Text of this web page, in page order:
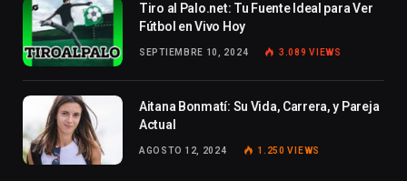
Tiro al Palo.net: Tu Fuente Ideal para Ver
Fútbol en Vivo Hoy
SEPTIEMBRE 10, 2024 3.089VIEWS
Aitana Bonmatí: Su Vida, Carrera, y Pareja
Actual
AGOSTO 12, 2024 1.250VIEWS